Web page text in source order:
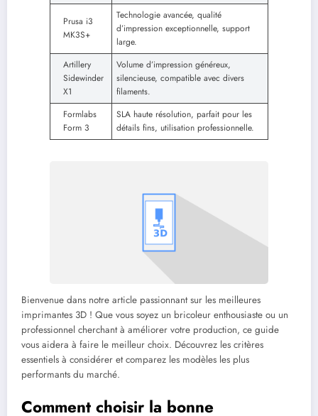
Prusa i3
MK3S+
Technologie avancée, qualité
d’impression exceptionnelle, support
large.
Artillery
Sidewinder
X1
Volume d’impression généreux,
silencieuse, compatible avec divers
filaments.
Formlabs
Form 3
SLA haute résolution, parfait pour les
détails fins, utilisation professionnelle.
Bienvenue dans notre article passionnant sur les meilleures
imprimantes 3D ! Que vous soyez un bricoleur enthousiaste ou un
professionnel cherchant à améliorer votre production, ce guide
vous aidera à faire le meilleur choix. Découvrez les critères
essentiels à considérer et comparez les modèles les plus
performants du marché.
Comment choisir la bonne